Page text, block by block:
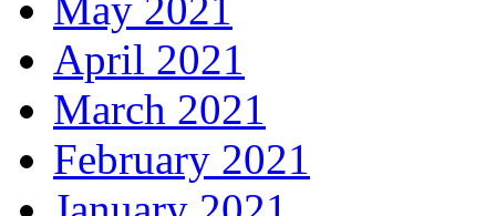
April 2021
March 2021
February 2021